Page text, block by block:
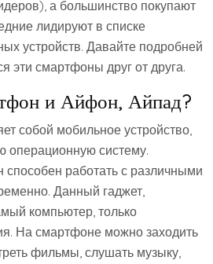
а большинство покупают
лидируют в списке
устройств. Давайте подробней
эти смартфоны друг от друга.
и Айфон, Айпад?
собой мобильное устройство,
операционную систему.
работать с различными
Данный гаджет,
компьютер, только
На смартфоне можно заходить
фильмы, слушать музыку,